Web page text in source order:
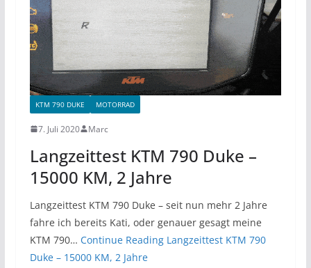
KTM 790 DUKE MOTORRAD
7. Juli 2020 Marc
Langzeittest KTM 790 Duke –
15000 KM, 2 Jahre
Langzeittest KTM 790 Duke – seit nun mehr 2 Jahre
fahre ich bereits Kati, oder genauer gesagt meine
KTM 790… Continue ReadingLangzeittest KTM 790
Duke – 15000 KM, 2 Jahre